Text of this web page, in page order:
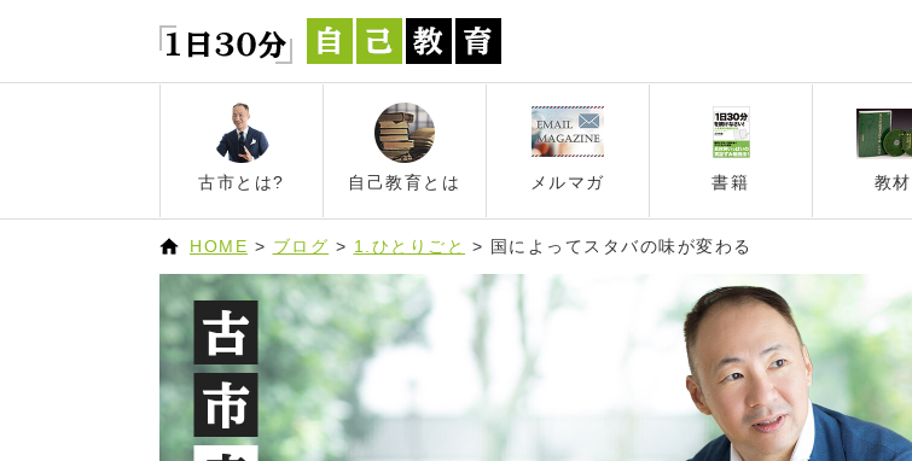
古市とは? 自己教育とは メルマガ 書籍 教材
HOME > ブログ > 1.ひとりごと > 国によってスタバの味が変わる